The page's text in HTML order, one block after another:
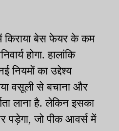
किराया बेस फेयर के कम
होगा. हालांकि
नियमों का उद्देश्य
वसूली से बचाना और
लाना है. लेकिन इसका
पड़ेगा, जो पीक आवर्स में